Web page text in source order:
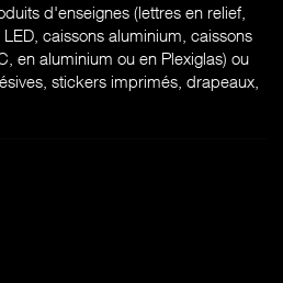
d'enseignes (lettres en relief,
caissons aluminium, caissons
en aluminium ou en Plexiglas) ou
stickers imprimés, drapeaux,